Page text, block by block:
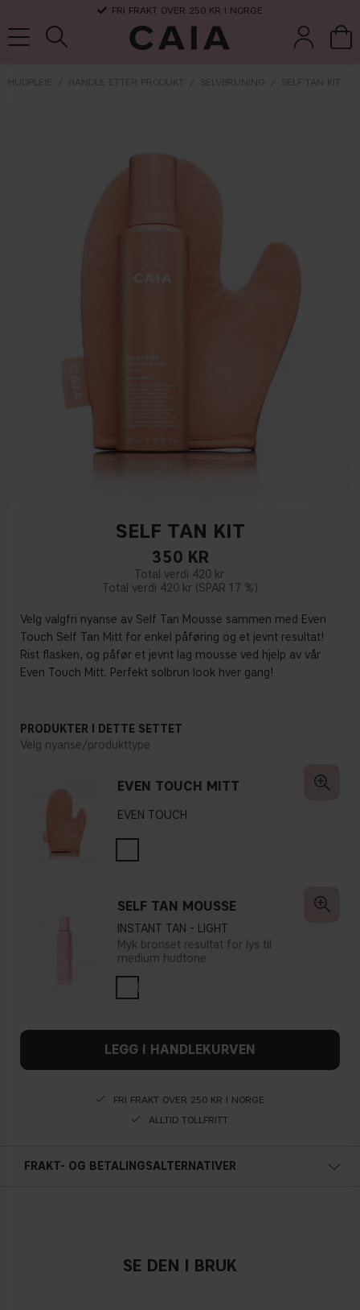
FRI FRAKT OVER 250 KR I NORGE
HUDPLEIE HANDLE ETTER PRODUKT SELVBRUNING SELF TAN KIT
SELF TAN KIT
350 KR
420 kr
420 kr
17 %
Velg valgfri nyanse av Self Tan Mousse sammen med Even
Touch Self Tan Mitt for enkel påføring og et jevnt resultat!
Rist flasken, og påfør et jevnt lag mousse ved hjelp av vår
Even Touch Mitt. Perfekt solbrun look hver gang!
PRODUKTER I DETTE SETTET
Velg nyanse/produkttype
EVEN TOUCH MITT
EVEN TOUCH
SELF TAN MOUSSE
INSTANT TAN - LIGHT
Myk bronset resultat for lys til
medium hudtone
LEGG I HANDLEKURVEN
FRI FRAKT OVER 250 KR I NORGE
ALLTID TOLLFRITT
FRAKT- OG BETALINGSALTERNATIVER
SE DEN I BRUK